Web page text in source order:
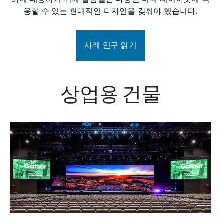
응할 수 있는 현대적인 디자인을 갖춰야 했습니다.
사례 연구 읽기
상업용 건물